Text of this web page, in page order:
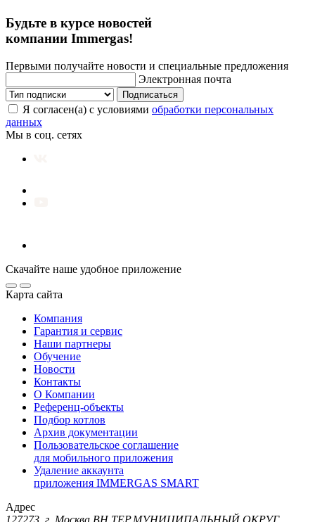
Будьте в курсе новостей
компании Immergas!
Первыми получайте новости и специальные предложения
Электронная почта
Подписаться
Я согласен(а) с условиями обработки персональных
данных
Мы в соц. сетях
Скачайте наше удобное приложение
Карта сайта
Компания
Гарантия и сервис
Наши партнеры
Обучение
Новости
Контакты
О Компании
Референц-объекты
Подбор котлов
Архив документации
Пользовательское соглашение
для мобильного приложения
Удаление аккаунта
приложения IMMERGAS SMART
Адрес
127273, г. Москва ВН.ТЕР.МУНИЦИПАЛЬНЫЙ ОКРУГ